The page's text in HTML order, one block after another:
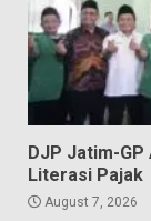
DJP Jatim-
Literasi Pajak
August 7, 2026